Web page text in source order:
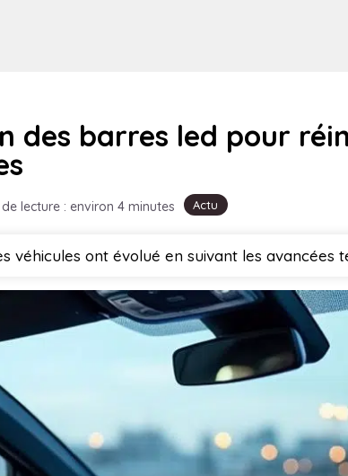
Actu
des barres led pour
lecture : environ 4 minutes
véhicules ont évolué en suivant les avancées